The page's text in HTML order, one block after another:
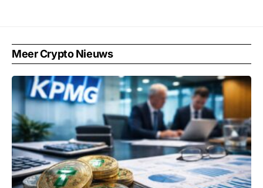
Meer Crypto Nieuws